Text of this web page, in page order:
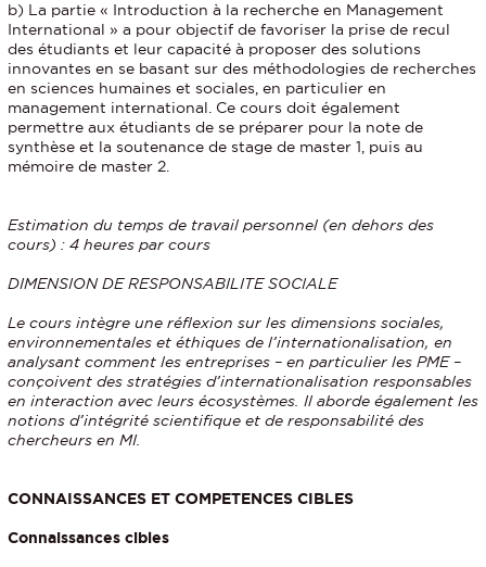
b) La partie « Introduction à la recherche en Management
International » a pour objectif de favoriser la prise de recul
des étudiants et leur capacité à proposer des solutions
innovantes en se basant sur des méthodologies de recherches
en sciences humaines et sociales, en particulier en
management international. Ce cours doit également
permettre aux étudiants de se préparer pour la note de
synthèse et la soutenance de stage de master 1, puis au
mémoire de master 2.
Estimation du temps de travail personnel (en dehors des
cours) : 4 heures par cours
DIMENSION DE RESPONSABILITE SOCIALE
Le cours intègre une réflexion sur les dimensions sociales,
environnementales et éthiques de l’internationalisation, en
analysant comment les entreprises – en particulier les PME –
conçoivent des stratégies d’internationalisation responsables
en interaction avec leurs écosystèmes. Il aborde également les
notions d’intégrité scientifique et de responsabilité des
chercheurs en MI.
CONNAISSANCES ET COMPETENCES CIBLES
Connaissances cibles